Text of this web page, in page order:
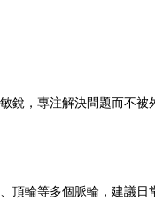
，專注解決問題而不被
頂輪等多個脈輪，建議日